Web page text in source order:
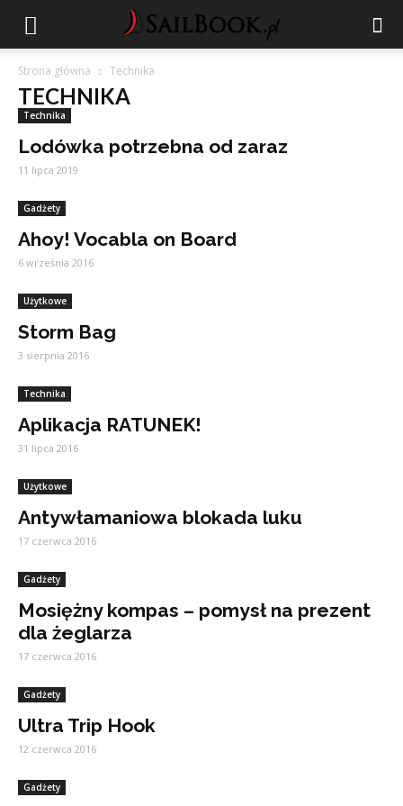
Strona główna Technika
TECHNIKA
Technika
Lodówka potrzebna od zaraz
11 lipca 2019
Gadżety
Ahoy! Vocabla on Board
6 września 2016
Użytkowe
Storm Bag
3 sierpnia 2016
Technika
Aplikacja RATUNEK!
31 lipca 2016
Użytkowe
Antywłamaniowa blokada luku
17 czerwca 2016
Gadżety
Mosiężny kompas – pomysł na prezent
dla żeglarza
17 czerwca 2016
Gadżety
Ultra Trip Hook
12 czerwca 2016
Gadżety